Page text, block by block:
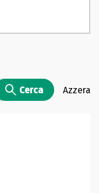
Cerca Azzera